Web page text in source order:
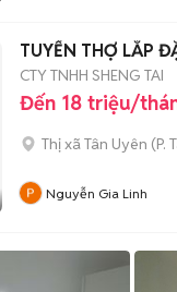
TUYỂN THỢ LẮP
CTY TNHH SHENG TAI
Đến 18 triệu/
Thị xã Tân Uyên (P.
Nguyễn Gia Linh